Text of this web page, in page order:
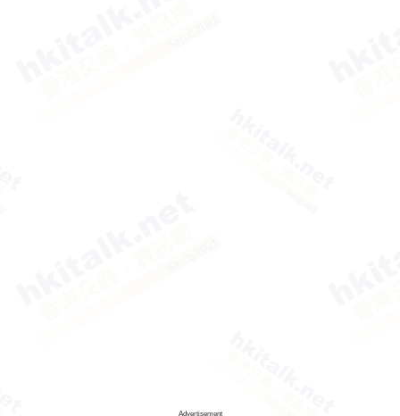
Advertisement